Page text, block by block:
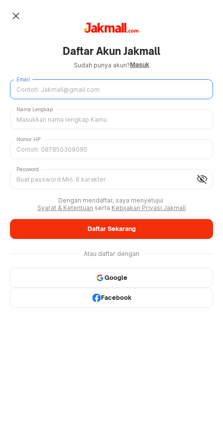
close
Daftar Akun Jakmall
Sudah punya akun?Masuk
Email
Nama Lengkap
Nomor HP
visibility_off
Password
Dengan mendaftar, saya menyetujui
Syarat & Ketentuan serta Kebijakan Privasi Jakmall
Daftar Sekarang
Atau daftar dengan
Google
Facebook